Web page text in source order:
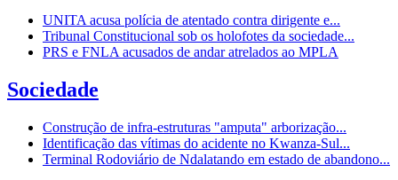
UNITA acusa polícia de atentado contra dirigente e...
Tribunal Constitucional sob os holofotes da sociedade...
PRS e FNLA acusados de andar atrelados ao MPLA
Sociedade
Construção de infra-estruturas "amputa" arborização...
Identificação das vítimas do acidente no Kwanza-Sul...
Terminal Rodoviário de Ndalatando em estado de abandono...